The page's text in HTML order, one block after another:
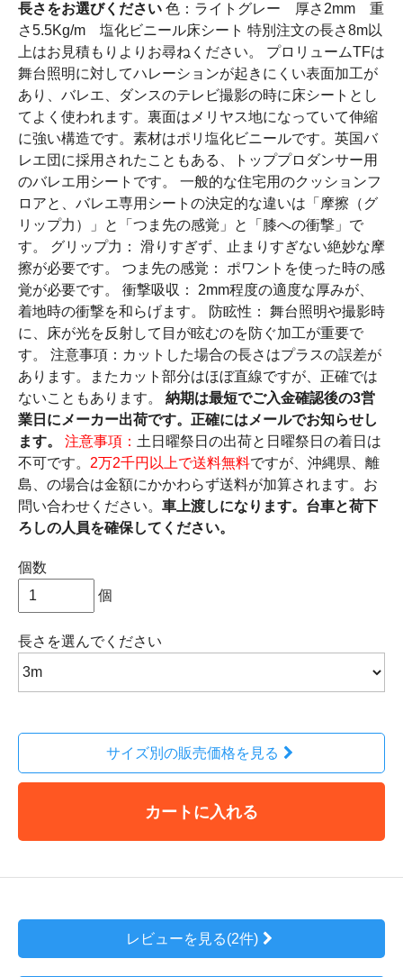
長さをお選びください 色：ライトグレー 厚さ2mm 重
さ5.5Kg/m 塩化ビニール床シート 特別注文の長さ8m以
上はお見積もりよりお尋ねください。 プロリュームTFは
舞台照明に対してハレーションが起きにくい表面加工が
あり、バレエ、ダンスのテレビ撮影の時に床シートとし
てよく使われます。裏面はメリヤス地になっていて伸縮
に強い構造です。素材はポリ塩化ビニールです。英国バ
レエ団に採用されたこともある、トッププロダンサー用
のバレエ用シートです。 一般的な住宅用のクッションフ
ロアと、バレエ専用シートの決定的な違いは「摩擦（グ
リップ力）」と「つま先の感覚」と「膝への衝撃」で
す。 グリップ力： 滑りすぎず、止まりすぎない絶妙な摩
擦が必要です。 つま先の感覚： ポワントを使った時の感
覚が必要です。 衝撃吸収： 2mm程度の適度な厚みが、
着地時の衝撃を和らげます。 防眩性： 舞台照明や撮影時
に、床が光を反射して目が眩むのを防ぐ加工が重要で
す。 注意事項：カットした場合の長さはプラスの誤差が
あります。またカット部分はほぼ直線ですが、正確では
ないこともあります。 納期は最短でご入金確認後の3営
業日にメーカー出荷です。正確にはメールでお知らせし
ます。
注意事項： 土日曜祭日の出荷と日曜祭日の着日は
不可です。 2万2千円以上で送料無料ですが、沖縄県、離
島、の場合は金額にかかわらず送料が加算されます。お
問い合わせください。 車上渡しになります。台車と荷下
ろしの人員を確保してください。
個数
個
長さ を選んでください
サイズ別の販売価格を見る
カートに入れる
レビューを見る(2件)